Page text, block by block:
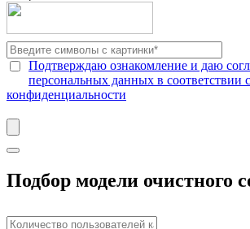
Подтверждаю ознакомление и даю
персональных данных в соответствии
конфиденциальности
Подбор модели очистного